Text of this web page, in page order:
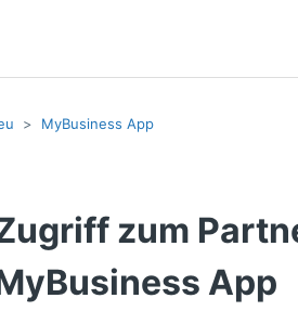
MyBusiness App
zum
App